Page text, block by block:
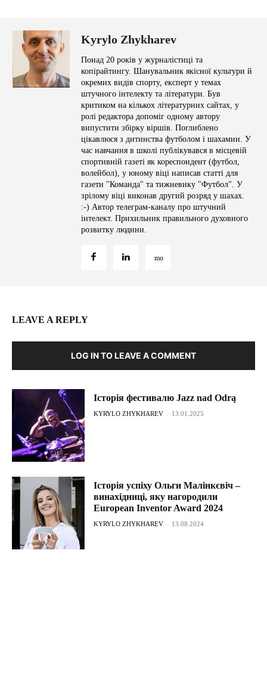
Kyrylo Zhykharev
Понад 20 років у журналістиці та
копірайтингу. Шанувальник якісної культури й
окремих видів спорту, експерт у темах
штучного інтелекту та літератури. Був
критиком на кількох літературних сайтах, у
ролі редактора допоміг одному автору
випустити збірку віршів. Поглиблено
цікавлюся з дитинства футболом і шахамии. У
час навчання в школі публікувався в місцевій
спортивній газеті як кореспондент (футбол,
волейбол), у юному віці написав статті для
газети "Команда" та тижневику "Футбол". У
зрілому віці виконав другий розряд у шахах.
:-) Автор телеграм-каналу про штучний
інтелект. Прихильник правильного духовного
розвитку людини.
LEAVE A REPLY
LOG IN TO LEAVE A COMMENT
Історія фестивалю Jazz nad Odrą
KYRYLO ZHYKHAREV - 13.01.2025
Історія успіху Ольги Малінкєвіч –
винахідниці, яку нагородили
European Inventor Award 2024
KYRYLO ZHYKHAREV - 13.08.2024